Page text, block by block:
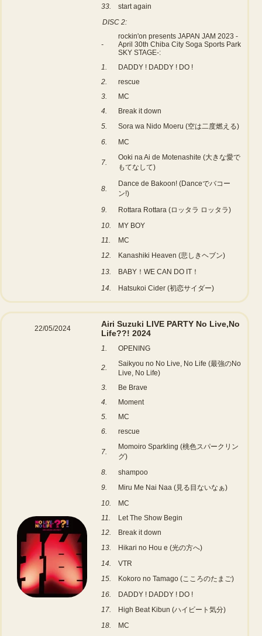
33.
start again
DISC 2:
-
rockin'on presents JAPAN JAM 2023 -
April 30th Chiba City Soga Sports Park
SKY STAGE-:
1.
DADDY ! DADDY ! DO !
2.
rescue
3.
MC
4.
Break it down
5.
Sora wa Nido Moeru (空は二度燃える)
6.
MC
7.
Ooki na Ai de Motenashite (大きな愛で
もてなして)
8.
Dance de Bakoon! (Danceでバコー
ン!)
9.
Rottara Rottara (ロッタラ ロッタラ)
10.
MY BOY
11.
MC
12.
Kanashiki Heaven (悲しきヘブン)
13.
BABY！WE CAN DO IT！
14.
Hatsukoi Cider (初恋サイダー)
22/05/2024
Airi Suzuki LIVE PARTY No Live,No
Life??! 2024
1. OPENING
2.
Saikyou no No Live, No Life (最強のNo
Live, No Life)
3.
Be Brave
4.
Moment
5.
MC
6.
rescue
7.
Momoiro Sparkling (桃色スパークリン
グ)
8.
shampoo
9.
Miru Me Nai Naa (見る目ないなぁ)
10.
MC
11.
Let The Show Begin
12.
Break it down
13.
Hikari no Hou e (光の方へ)
14.
VTR
15.
Kokoro no Tamago (こころのたまご)
16.
DADDY ! DADDY ! DO !
17.
High Beat Kibun (ハイビート気分)
18.
MC